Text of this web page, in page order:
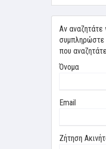
Αν αναζητάτε
συμπληρώστε
που
Όνομα
Email
Ζήτηση